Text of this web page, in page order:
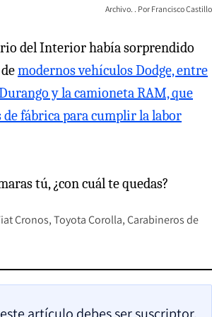
Archivo. Francisco Castillo
del Interior había sorprendido
modernos vehículos Dodge, entre
y la camioneta RAM, que
de fábrica para cumplir la labor
tú, ¿con cuál te quedas?
Cronos Toyota Corolla Carabineros de
artículo debes ser suscriptor.